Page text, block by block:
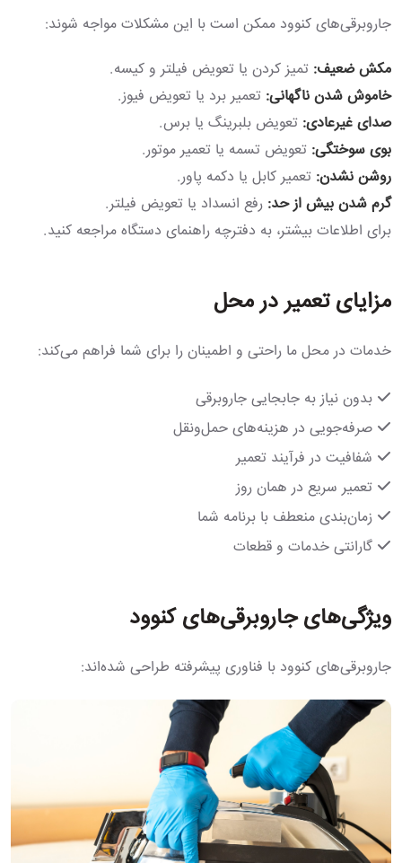
جاروبرقی‌های کنوود ممکن است با این مشکلات مواجه شوند:
مکش ضعیف: تمیز کردن یا تعویض فیلتر و کیسه.
خاموش شدن ناگهانی: تعمیر برد یا تعویض فیوز.
صدای غیرعادی: تعویض بلبرینگ یا برس.
بوی سوختگی: تعویض تسمه یا تعمیر موتور.
روشن نشدن: تعمیر کابل یا دکمه پاور.
گرم شدن بیش از حد: رفع انسداد یا تعویض فیلتر.
برای اطلاعات بیشتر، به دفترچه راهنمای دستگاه مراجعه کنید.
مزایای تعمیر در محل
خدمات در محل ما راحتی و اطمینان را برای شما فراهم می‌کند:
بدون نیاز به جابجایی جاروبرقی
صرفه‌جویی در هزینه‌های حمل‌ونقل
شفافیت در فرآیند تعمیر
تعمیر سریع در همان روز
زمان‌بندی منعطف با برنامه شما
گارانتی خدمات و قطعات
ویژگی‌های جاروبرقی‌های کنوود
جاروبرقی‌های کنوود با فناوری پیشرفته طراحی شده‌اند: